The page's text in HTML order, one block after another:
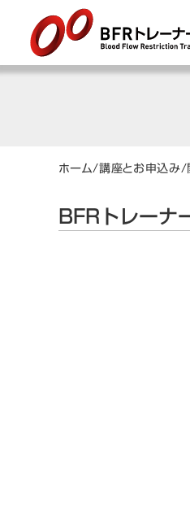
ホーム/講座とお申込み/
BFRトレーナ